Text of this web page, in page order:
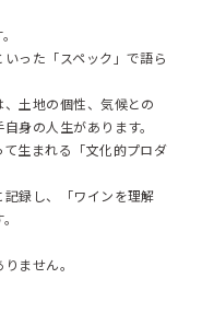
った「スペック」で語ら
土地の個性、気候との
身の人生があります。
生まれる「文化的プロダ
記録し、「ワインを理解
ません。